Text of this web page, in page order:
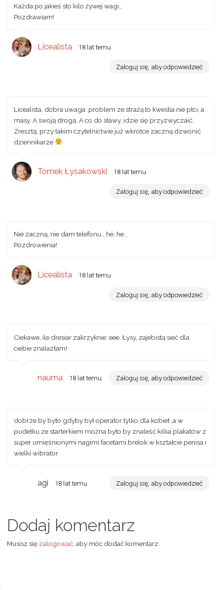
Każda po jakieś sto kilo żywej wagi…
Pozdrawiam!
Licealista 18 lat temu
Zaloguj się, aby odpowiedzieć
Licealista, dobra uwaga: problem ze strażą to kwestia nie płci, a
masy. A swoją drogą. A co do sławy, idzie się przyzwyczaić.
Zresztą, przy takim czytelnictwie już wkrótce zaczną dzwonić
dziennikarze
Tomek Łysakowski 18 lat temu
Zaloguj się, aby odpowiedzieć
Nie zaczną, nie dam telefonu… he, he…
Pozdrowienia!
Licealista 18 lat temu
Zaloguj się, aby odpowiedzieć
Ciekawe, ile dresiar zakrzyknie: eee, Łysy, zajebistą sieć dla
ciebie znalazłam!
nauma 18 lat temu Zaloguj się, aby odpowiedzieć
dobrze by było gdyby był operator tylko dla kobiet ,a w
pudełku ze starterkiem można było by znaleść kilka plakatów z
super umięśnionymi nagimi facetami,brelok w kształcie penisa i
wielki wibrator
agi 18 lat temu Zaloguj się, aby odpowiedzieć
Dodaj komentarz
Musisz się zalogować, aby móc dodać komentarz.